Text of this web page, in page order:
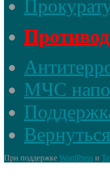
МЧС
При поддержке WordPress и